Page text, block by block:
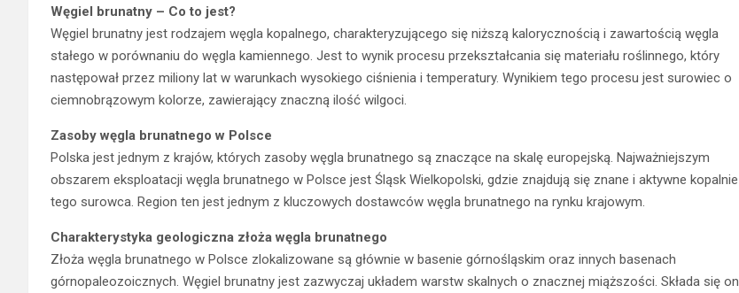
Węgiel brunatny – Co to jest?
Węgiel brunatny jest rodzajem węgla kopalnego, charakteryzującego się niższą kalorycznością i zawartością węgla
stałego w porównaniu do węgla kamiennego. Jest to wynik procesu przekształcania się materiału roślinnego, który
następował przez miliony lat w warunkach wysokiego ciśnienia i temperatury. Wynikiem tego procesu jest surowiec o
ciemnobrązowym kolorze, zawierający znaczną ilość wilgoci.
Zasoby węgla brunatnego w Polsce
Polska jest jednym z krajów, których zasoby węgla brunatnego są znaczące na skalę europejską. Najważniejszym
obszarem eksploatacji węgla brunatnego w Polsce jest Śląsk Wielkopolski, gdzie znajdują się znane i aktywne kopalnie
tego surowca. Region ten jest jednym z kluczowych dostawców węgla brunatnego na rynku krajowym.
Charakterystyka geologiczna złoża węgla brunatnego
Złoża węgla brunatnego w Polsce zlokalizowane są głównie w basenie górnośląskim oraz innych basenach
górnopaleozoicznych. Węgiel brunatny jest zazwyczaj układem warstw skalnych o znacznej miąższości. Składa się on